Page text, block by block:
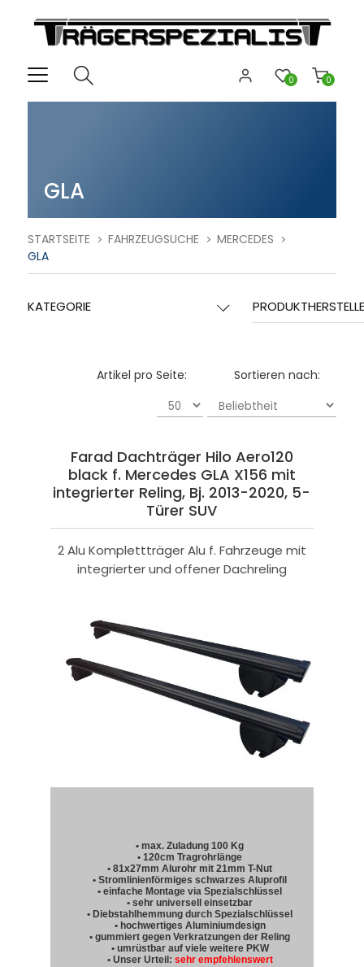
0
0
GLA
STARTSEITE FAHRZEUGSUCHE
MERCEDES
GLA
KATEGORIE
Sortieren nach:
Artikel pro Seite:
Farad Dachträger Hilo Aero120
black f. Mercedes GLA X156 mit
integrierter Reling, Bj. 2013-2020, 5-
Türer SUV
2 Alu Komplettträger Alu f. Fahrzeuge mit
integrierter und offener Dachreling
• max. Zuladung 100 Kg
• 120cm Tragrohrlänge
• 81x27mm Alurohr mit 21mm T-Nut
• Stromlinienförmiges schwarzes Aluprofil
• einfache Montage via Spezialschlüssel
• sehr universell einsetzbar
• Diebstahlhemmung durch Spezialschlüssel
• hochwertiges Aluminiumdesign
• gummiert gegen Verkratzungen der Reling
• umrüstbar auf viele weitere PKW
• Unser Urteil: sehr empfehlenswert